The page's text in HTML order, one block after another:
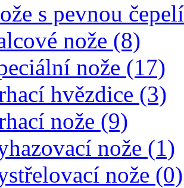
s pevnou
nože (8)
nože (17)
hvězdice (3)
nože (9)
nože (1)
nože (0)